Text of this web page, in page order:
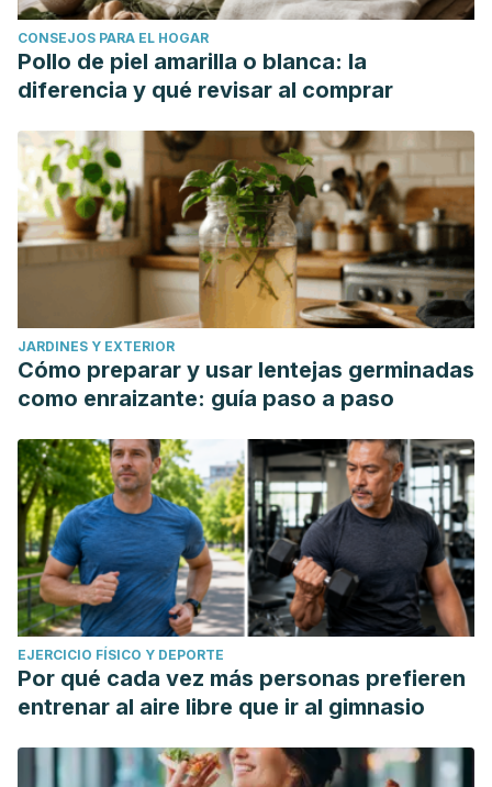
CONSEJOS PARA EL HOGAR
Pollo de piel amarilla o blanca: la
diferencia y qué revisar al comprar
JARDINES Y EXTERIOR
Cómo preparar y usar lentejas germinadas
como enraizante: guía paso a paso
EJERCICIO FÍSICO Y DEPORTE
Por qué cada vez más personas prefieren
entrenar al aire libre que ir al gimnasio